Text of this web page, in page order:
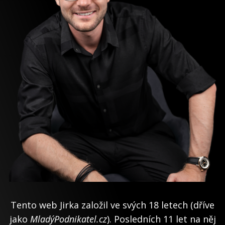
Tento web Jirka založil ve svých 18 letech (dříve
jako MladýPodnikatel.cz). Posledních 11 let na něj